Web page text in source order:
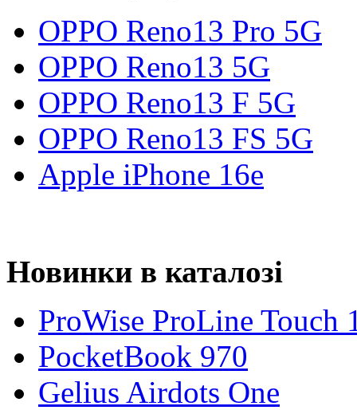
OPPO Reno13 Pro 5G
OPPO Reno13 5G
OPPO Reno13 F 5G
OPPO Reno13 FS 5G
Apple iPhone 16e
Новинки в каталозі
ProWise ProLine Touch
PocketBook 970
Gelius Airdots One